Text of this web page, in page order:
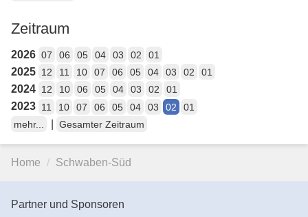
Zeitraum
2026 07 06 05 04 03 02 01
2025 12 11 10 07 06 05 04 03 02 01
2024 12 10 06 05 04 03 02 01
2023 11 10 07 06 05 04 03 02
01
mehr...
Gesamter Zeitraum
Home Schwaben-Süd
Partner und Sponsoren